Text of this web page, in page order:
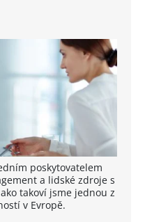
poskytovatelem
a lidské zdroje s
takoví jsme jednou z
v Evropě.